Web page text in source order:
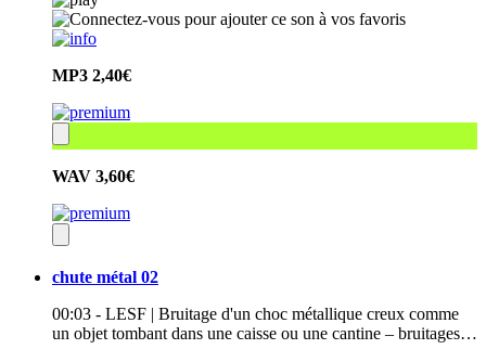
MP3 2,40€
WAV 3,60€
chute métal 02
00:03 - LESF | Bruitage d'un choc métallique creux comme
un objet tombant dans une caisse ou une cantine – bruitages…